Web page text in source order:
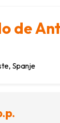
de
Spanje